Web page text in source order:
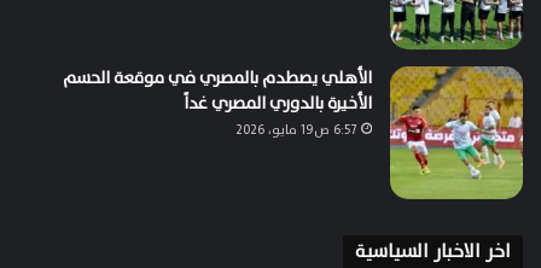
الأهلي يصطدم بالمصري في موقعة الحسم
الأخيرة بالدوري المصري غداً
6:57 ص19 مايو، 2026
اخر الاخبار السياسية